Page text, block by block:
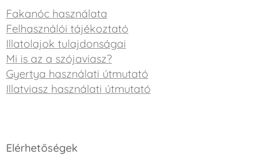
Fakanóc használata
Felhasználói tájékoztató
Illatolajok tulajdonságai
Mi is az a szójaviasz?
Gyertya használati útmutató
Illatviasz használati útmutató
Elérhetőségek